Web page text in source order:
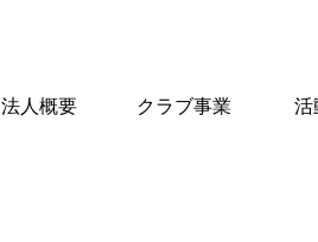
法人概要 クラブ事業 活